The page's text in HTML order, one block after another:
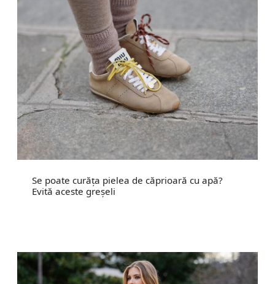
Se poate curăța pielea de căprioară cu apă?
Evită aceste greșeli